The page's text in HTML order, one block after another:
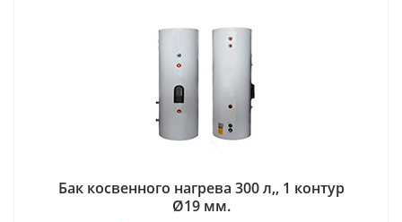
Бак косвенного нагрева 300 л,, 1 контур
Ø19 мм.